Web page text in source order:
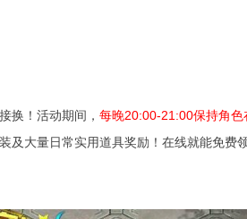
换！活动期间， 每晚20:00-21:00保持角色
及大量日常实用道具奖励！在线就能免费